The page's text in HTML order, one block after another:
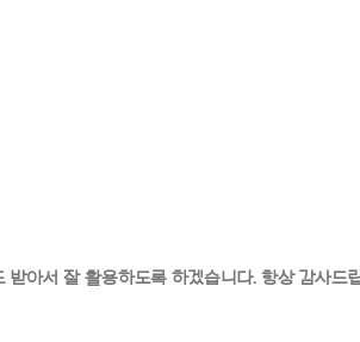
받아서 잘 활용하도록 하겠습니다. 항상 감사드